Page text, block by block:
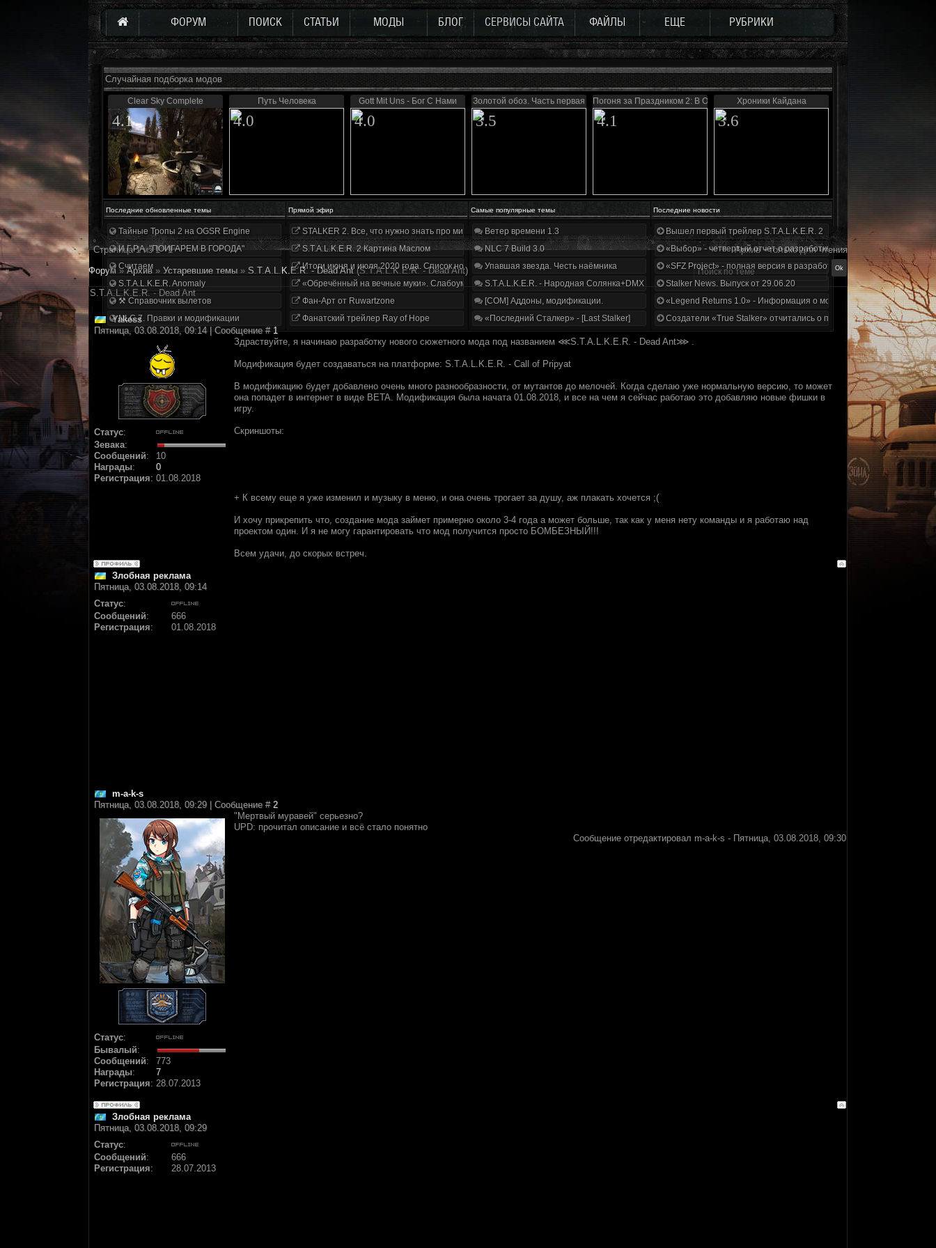
ФОРУМ ПОИСК СТАТЬИ МОДЫ БЛОГ СЕРВИСЫ САЙТА ФАЙЛЫ ЕЩЕ РУБРИКИ
Случайная подборка модов
Clear Sky Complete
4.1
Путь Человека
4.0
Gott Mit Uns - Бог С Нами
4.0
Золотой обоз. Часть первая
3.5
Погоня за Праздником 2: В Ожидании Чуда...
4.1
Хроники Кайдана
3.6
Последние обновленные темы Прямой эфир Самые популярные темы Последние новости
Тайные Тропы 2 на OGSR Engine
И.Г.Р.А. "ПОИГАРЕМ В ГОРОДА"
Считаем
S.T.A.L.K.E.R. Anomaly
⚒ Справочник вылетов
NLC 7. Правки и модификации
STALKER 2. Все, что нужно знать про мир, геймплей и сюжет | Разбор трейлера
S.T.A.L.K.E.R. 2 Картина Маслом
Итоги июня и июля 2020 года. Список нововведений
«Обречённый на вечные муки». Слабоумие и отвага
Фан-Арт от Ruwartzone
Фанатский трейлер Ray of Hope
Ветер времени 1.3
NLC 7 Build 3.0
Упавшая звезда. Честь наёмника
S.T.A.L.K.E.R. - Народная Солянка+DMX 1.3.5.ООП.МА.К.
[COM] Аддоны, модификации.
«Последний Сталкер» - [Last Stalker]
Вышел первый трейлер S.T.A.L.K.E.R. 2
«Выбор» - четвертый отчет о разработке!
«SFZ Project» - полная версия в разработке!
Stalker News. Выпуск от 29.06.20
«Legend Returns 1.0» - Информация о моде за июнь 2020
Создатели «True Stalker» отчитались о проделанной работе
Страница1из1 1
Архив - только для чтения
Форум » Архив » Устаревшие темы » S.T.A.L.K.E.R. - Dead Ant (S.T.A.L.K.E.R. - Dead Ant)
S.T.A.L.K.E.R. - Dead Ant
Yakess
Пятница, 03.08.2018, 09:14 | Сообщение #1
Статус:
Зевака:
Сообщений:
10
Награды:
0
Регистрация: 01.08.2018
Здраствуйте, я начинаю разработку нового сюжетного мода под названием ⋘S.T.A.L.K.E.R. - Dead Ant⋙ .
Модификация будет создаваться на платформе: S.T.A.L.K.E.R. - Call of Pripyat
В модификацию будет добавлено очень много разнообразности, от мутантов до мелочей. Когда сделаю уже нормальную версию, то может
она попадет в интернет в виде BETA. Модификация была начата 01.08.2018, и все на чем я сейчас работаю это добавляю новые фишки в
игру.
Скриншоты:
+ К всему еще я уже изменил и музыку в меню, и она очень трогает за душу, аж плакать хочется ;(
И хочу прикрепить что, создание мода займет примерно около 3-4 года а может больше, так как у меня нету команды и я работаю над
проектом один. И я не могу гарантировать что мод получится просто БОМБЕЗНЫЙ!!!
Всем удачи, до скорых встреч.
Злобная реклама
Пятница, 03.08.2018, 09:14
Статус:
Сообщений:
666
Регистрация: 01.08.2018
m-a-k-s
Пятница, 03.08.2018, 09:29 | Сообщение # 2
Статус:
Бывалый:
Сообщений:
773
Награды:
7
Регистрация: 28.07.2013
"Мертвый муравей" серьезно?
UPD: прочитал описание и всё стало понятно
Сообщение отредактировал m-a-k-s - Пятница, 03.08.2018, 09:30
Злобная реклама
Пятница, 03.08.2018, 09:29
Статус:
Сообщений:
666
Регистрация: 28.07.2013